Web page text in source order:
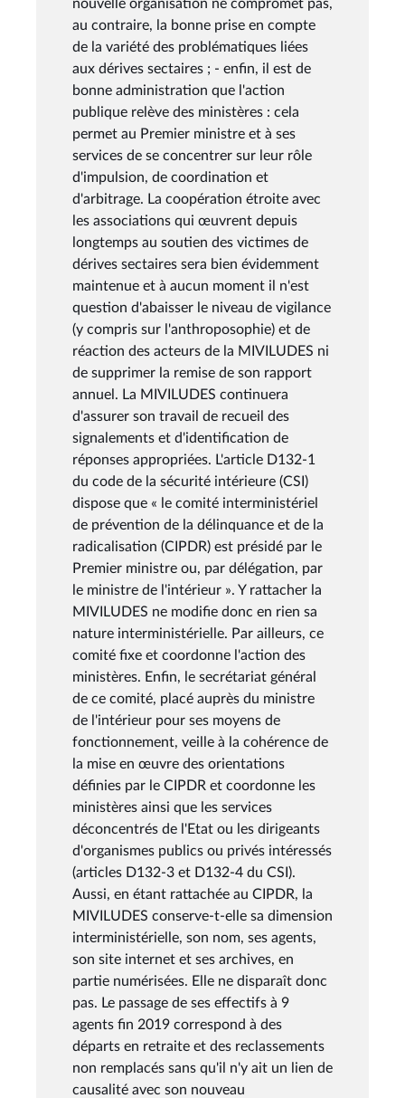
nouvelle organisation ne compromet pas,
au contraire, la bonne prise en compte
de la variété des problématiques liées
aux dérives sectaires ; - enfin, il est de
bonne administration que l'action
publique relève des ministères : cela
permet au Premier ministre et à ses
services de se concentrer sur leur rôle
d'impulsion, de coordination et
d'arbitrage. La coopération étroite avec
les associations qui œuvrent depuis
longtemps au soutien des victimes de
dérives sectaires sera bien évidemment
maintenue et à aucun moment il n'est
question d'abaisser le niveau de vigilance
(y compris sur l'anthroposophie) et de
réaction des acteurs de la MIVILUDES ni
de supprimer la remise de son rapport
annuel. La MIVILUDES continuera
d'assurer son travail de recueil des
signalements et d'identification de
réponses appropriées. L'article D132-1
du code de la sécurité intérieure (CSI)
dispose que « le comité interministériel
de prévention de la délinquance et de la
radicalisation (CIPDR) est présidé par le
Premier ministre ou, par délégation, par
le ministre de l'intérieur ». Y rattacher la
MIVILUDES ne modifie donc en rien sa
nature interministérielle. Par ailleurs, ce
comité fixe et coordonne l'action des
ministères. Enfin, le secrétariat général
de ce comité, placé auprès du ministre
de l'intérieur pour ses moyens de
fonctionnement, veille à la cohérence de
la mise en œuvre des orientations
définies par le CIPDR et coordonne les
ministères ainsi que les services
déconcentrés de l'Etat ou les dirigeants
d'organismes publics ou privés intéressés
(articles D132-3 et D132-4 du CSI).
Aussi, en étant rattachée au CIPDR, la
MIVILUDES conserve-t-elle sa dimension
interministérielle, son nom, ses agents,
son site internet et ses archives, en
partie numérisées. Elle ne disparaît donc
pas. Le passage de ses effectifs à 9
agents fin 2019 correspond à des
départs en retraite et des reclassements
non remplacés sans qu'il n'y ait un lien de
causalité avec son nouveau